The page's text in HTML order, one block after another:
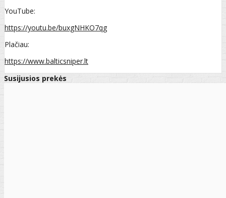
YouTube:
https://youtu.be/buxgNHKO7qg
Plačiau:
https://www.balticsniper.lt
Susijusios prekės